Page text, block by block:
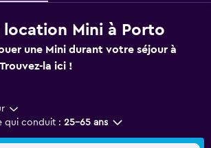
Mini à Porto
une Mini durant votre séjour à
la ici !
qui conduit : 25-65 ans